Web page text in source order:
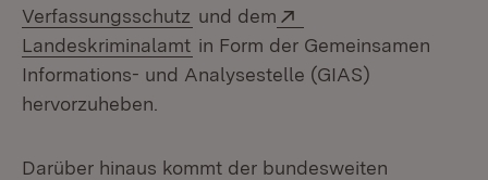
Verfassungsschutz (Öffnet in neuem Fenster)
und dem
Landeskriminalamt (Öffnet in neuem Fenster)
in Form der Gemeinsamen
Informations- und Analysestelle (GIAS)
hervorzuheben.
Darüber hinaus kommt der bundesweiten